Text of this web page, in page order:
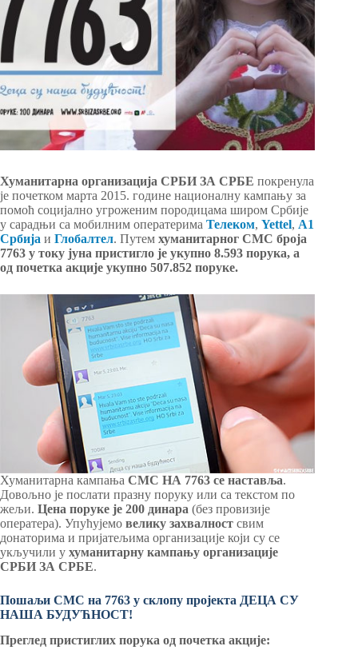
Хуманитарна организација СРБИ ЗА СРБЕ покренула
је почетком марта 2015. године националну кампању за
помоћ социјално угроженим породицама широм Србије
у сарадњи са мобилним оператерима Телеком, Yettel, А1
Србија и Глобалтел. Путем хуманитарног СМС броја
7763 у току јуна пристигло је укупно 8.593 порука, а
од почетка акције укупно 507.852 поруке.
Хуманитарна кампања СМС НА 7763 се наставља.
Довољно је послати празну поруку или са текстом по
жељи. Цена поруке је 200 динара (без провизије
оператера). Упућујемо велику захвалност свим
донаторима и пријатељима организације који су се
укључили у хуманитарну кампању организације
СРБИ ЗА СРБЕ.
Пошаљи СМС на 7763 у склопу пројекта ДЕЦА СУ
НАША БУДУЋНОСТ!
Преглед пристиглих порука од почетка акције: